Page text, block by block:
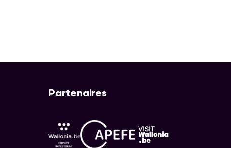
Partenaires
AWEX
Visit Wallonia